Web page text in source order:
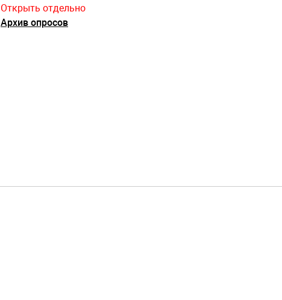
Открыть отдельно
Архив опросов